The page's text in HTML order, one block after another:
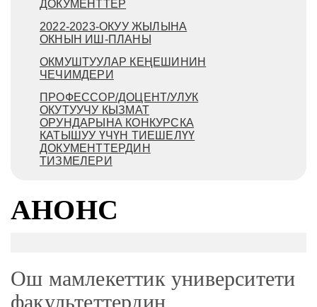
ДОКУМЕНТТЕР
2022-2023-ОКУУ ЖЫЛЫНА
ОКНЫН ИШ-ПЛАНЫ
ОКМУШТУУЛАР КЕҢЕШИНИН
ЧЕЧИМДЕРИ
ПРОФЕССОР/ДОЦЕНТ/УЛУК
ОКУТУУЧУ КЫЗМАТ
ОРУНДАРЫНА КОНКУРСКА
КАТЫШУУ ҮЧҮН ТИЕШЕЛҮҮ
ДОКУМЕНТТЕРДИН
ТИЗМЕЛЕРИ
АНОНС
Ош мамлекеттик университети
факультеттердин